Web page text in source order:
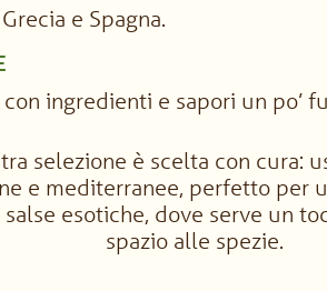
e Spagna.
ingredienti e sapori un po’
selezione è scelta con cura:
e mediterranee, perfetto per
esotiche, dove serve un
spazio alle spezie.